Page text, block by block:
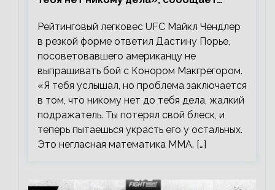
Рейтинговый легковес UFC Майкл Чендлер
в резкой форме ответил Дастину Порье,
посоветовавшего американцу не
выпрашивать бой с Конором Макгрегором.
«Я тебя услышал, но проблема заключается
в том, что никому нет до тебя дела, жалкий
подражатель. Ты потерял свой блеск, и
теперь пытаешься украсть его у остальных.
Это негласная математика ММА. […]